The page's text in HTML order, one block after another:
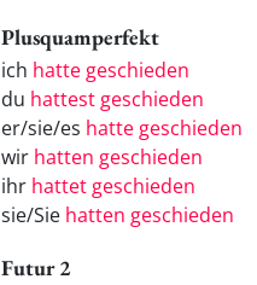
Plusquamperfekt
ich hatte geschieden
du hattest geschieden
er/sie/es hatte geschieden
wir hatten geschieden
ihr hattet geschieden
sie/Sie hatten geschieden
Futur 2